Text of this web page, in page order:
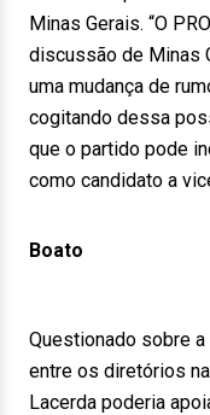
Minas Gerais. “O
discussão de Minas
uma mudança de
cogitando dessa
que o partido pode
como candidato a
Boato
Questionado sobre
entre os diretórios
Lacerda poderia